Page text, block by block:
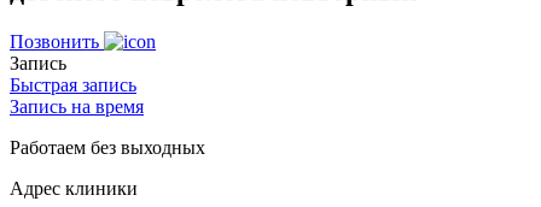
Позвонить
Запись
Быстрая запись
Запись на время
Работаем без выходных
Адрес клиники